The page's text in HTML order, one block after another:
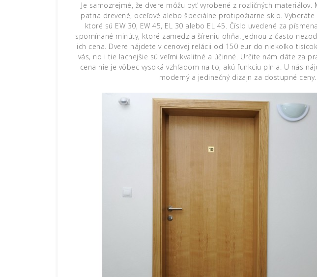
Je samozrejmé, že dvere môžu byť vyrobené z rozličných materiálov.
patria drevené, oceľové alebo špeciálne protipožiarne sklo. Vyberáte
ktoré sú EW 30, EW 45, EL 30 alebo EL 45. Číslo uvedené za
spomínané minúty, ktoré zamedzia šíreniu ohňa. Jednou z často
ich cena. Dvere nájdete v cenovej relácii od 150 eur do niekoľko
vás, no i tie lacnejšie sú veľmi kvalitné a účinné. Určite nám dáte za
cena nie je vôbec vysoká vzhľadom na to, akú funkciu plnia. U nás
moderný a jedinečný dizajn za dostupné ceny.